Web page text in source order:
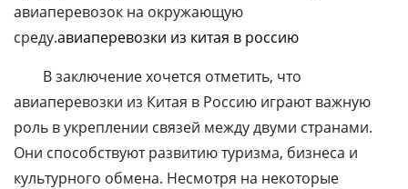
авиаперевозок на окружающую
среду.авиаперевозки из китая в россию
В заключение хочется отметить, что
авиаперевозки из Китая в Россию играют важную
роль в укреплении связей между двуми странами.
Они способствуют развитию туризма, бизнеса и
культурного обмена. Несмотря на некоторые